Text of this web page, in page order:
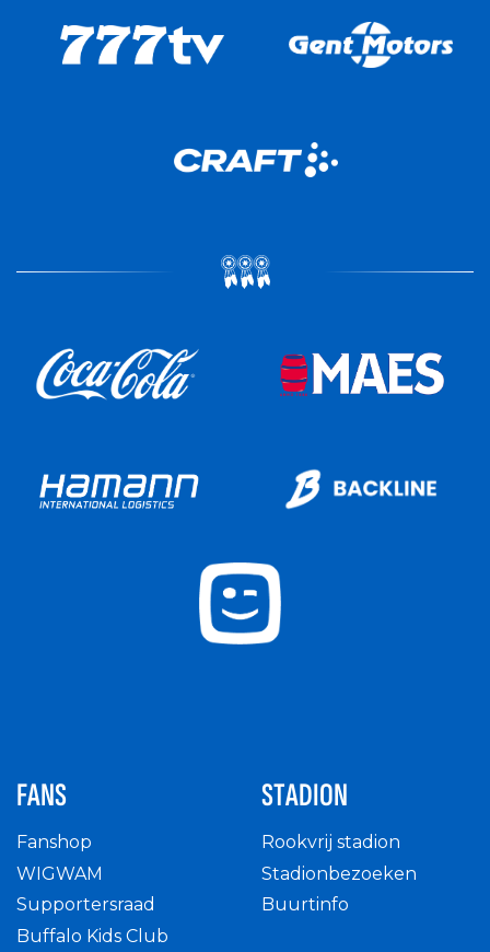
FANS
Fanshop
WIGWAM
Supportersraad
Buffalo Kids Club
STADION
Rookvrij stadion
Stadionbezoeken
Buurtinfo